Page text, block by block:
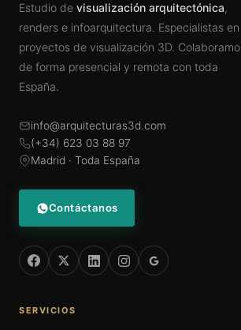
Estudio de visualización arquitectónica,
renders e infoarquitectura. Especialistas en
proyectos de visualización 3D.
de forma presencial y remota con toda
España.
info@arquitecturas3d.com
(+34) 623 03 88 97
Madrid · Toda España
Contáctanos
SERVICIOS